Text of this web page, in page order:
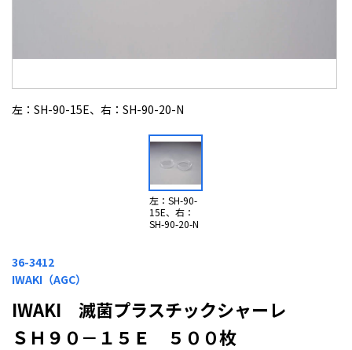
左：SH-90-15E、右：SH-90-20-N
左：SH-90-
15E、右：
SH-90-20-N
36-3412
IWAKI（AGC）
IWAKI 滅菌プラスチックシャーレ
ＳＨ９０－１５Ｅ ５００枚